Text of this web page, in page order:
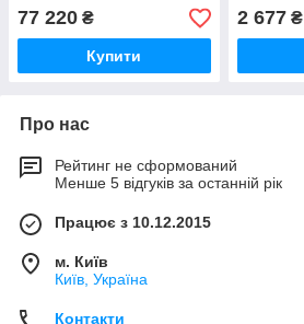
77 220 ₴
Купити
2 677₴
Про нас
Рейтинг не сформований
Менше 5 відгуків за останній рік
Працює з 10.12.2015
м. Київ
Київ, Україна
Контакти